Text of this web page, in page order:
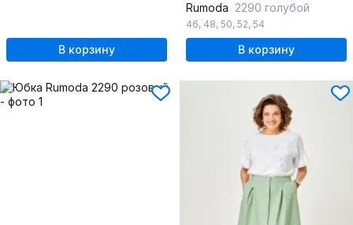
В корзину
Rumoda 2290 голубой
46, 48, 50, 52, 54
В корзину